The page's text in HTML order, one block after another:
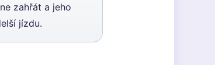
zahřát a jeho
jízdu.